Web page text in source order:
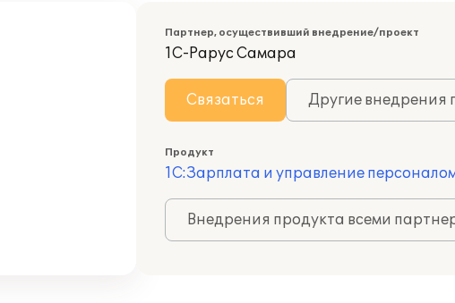
Партнер, осуществивший внедрение/проект
1С-Рарус Самара
Связаться Другие внедрения
Продукт
1С:Зарплата и управление
Внедрения продукта всеми